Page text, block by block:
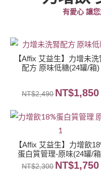
有愛心 讓
【Affix 艾益生】力增未洗
配方 原味低糖(24罐/箱)
NT$2,490 NT$1,850
【Affix 艾益生】力增飲
蛋白質管理-原味(24罐/
NT$2,300 NT$1,750